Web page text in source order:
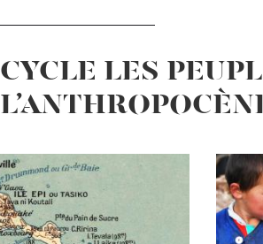
CYCLE LES